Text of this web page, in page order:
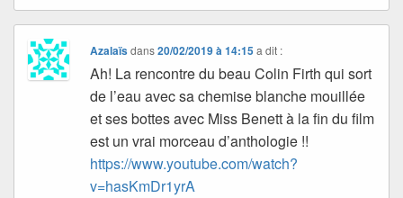
Azalaïsdans20/02/2019 à 14:15 a dit :
Ah! La rencontre du beau Colin Firth qui sort
de l’eau avec sa chemise blanche mouillée
et ses bottes avec Miss Benett à la fin du film
est un vrai morceau d’anthologie !!
https://www.youtube.com/watch?
v=hasKmDr1yrA